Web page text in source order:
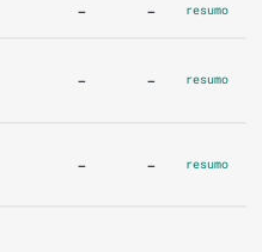
- - resumo
- - resumo
- - resumo